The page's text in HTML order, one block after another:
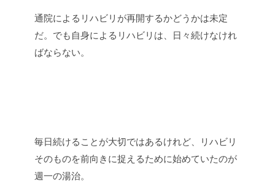
通院によるリハビリが再開するかどうかは未定
だ。でも自身によるリハビリは、日々続けなけれ
ばならない。
毎日続けることが大切ではあるけれど、リハビリ
そのものを前向きに捉えるために始めていたのが
週一の湯治。